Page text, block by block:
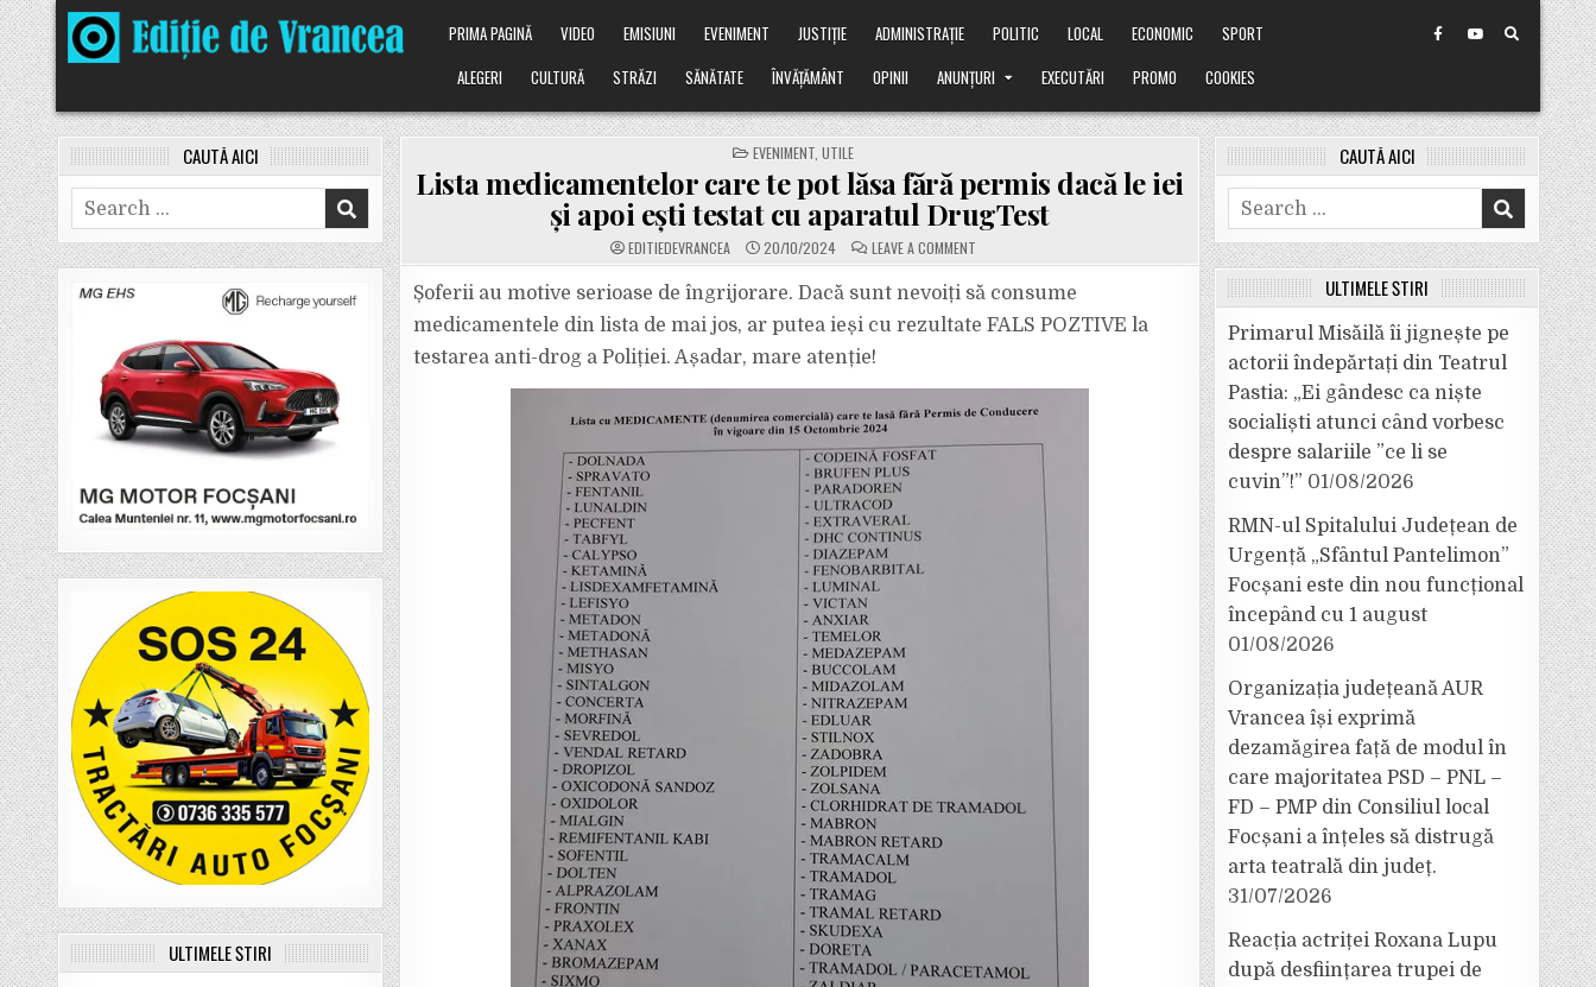
Skip
to
content
PRIMA PAGINĂ VIDEO EMISIUNI EVENIMENT JUSTIȚIE ADMINISTRAȚIE POLITIC LOCAL ECONOMIC
SPORT
ALEGERI
CULTURĂ STRĂZI SĂNĂTATE ÎNVĂȚĂMÂNT OPINII ANUNȚURI EXECUTĂRI PROMO COOKIES
POSTED
IN
EVENIMENT ,UTILE
Lista medicamentelor care te pot lăsa fără permis dacă le iei
și apoi ești testat cu aparatul DrugTest
EDITIEDEVRANCEA 20/10/2024 LEAVE A COMMENT
LISTA
CARE
TE
POT
LĂSA
LE
IEI
ȘI
EȘTI
Șoferii au motive serioase de îngrijorare. Dacă sunt nevoiți să consume
medicamentele din lista de mai jos, ar putea ieși cu rezultate FALS POZTIVE la
testarea anti-drog a Poliției. Așadar, mare atenție!
CAUTĂ AICI
Search
for:
ULTIMELE ȘTIRI
CAUTĂ AICI
Search
for:
ULTIMELE ȘTIRI
Primarul Misăilă îi jignește pe
actorii îndepărtați din Teatrul
Pastia: „Ei gândesc ca niște
socialiști atunci când vorbesc
despre salariile ”ce li se
cuvin”!” 01/08/2026
RMN-ul Spitalului Județean de
Urgență „Sfântul Pantelimon”
Focșani este din nou funcțional
începând cu 1 august
01/08/2026
Organizația județeană AUR
Vrancea își exprimă
dezamăgirea față de modul în
care majoritatea PSD – PNL –
FD – PMP din Consiliul local
Focșani a înțeles să distrugă
arta teatrală din județ.
31/07/2026
Reacția actriței Roxana Lupu
după desființarea trupei de